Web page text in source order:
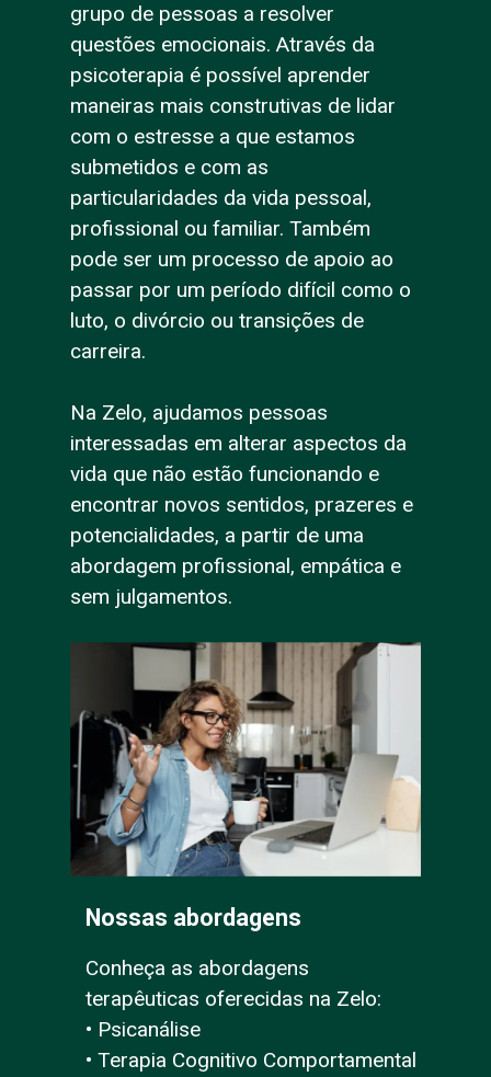
grupo de pessoas a resolver
questões emocionais. Através da
psicoterapia é possível aprender
maneiras mais construtivas de lidar
com o estresse a que estamos
submetidos e com as
particularidades da vida pessoal,
profissional ou familiar. Também
pode ser um processo de apoio ao
passar por um período difícil como o
luto, o divórcio ou transições de
carreira.
Na Zelo, ajudamos pessoas
interessadas em alterar aspectos da
vida que não estão funcionando e
encontrar novos sentidos, prazeres e
potencialidades, a partir de uma
abordagem profissional, empática e
sem julgamentos.
Nossas abordagens
Conheça as abordagens
terapêuticas oferecidas na Zelo:
• Psicanálise
• Terapia Cognitivo Comportamental